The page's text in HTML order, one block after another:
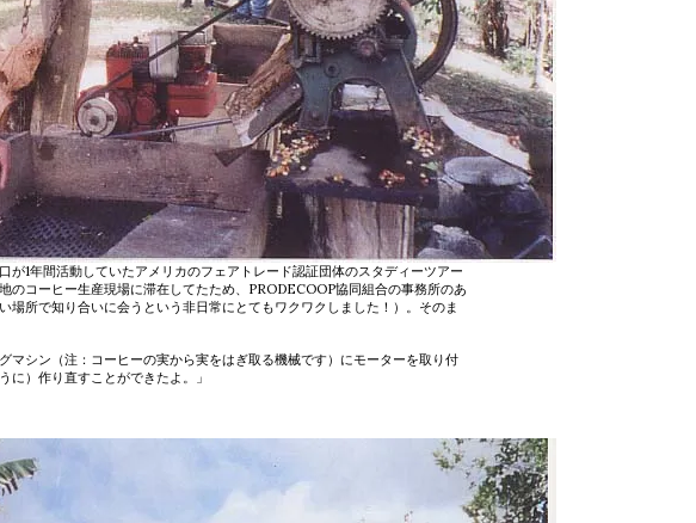
1年間活動していたアメリカのフェアトレード認証団体のスタディーツアー
のコーヒー生産現場に滞在してたため、PRODECOOP協同組合の事務所のあ
所で知り合いに会うという非日常にとてもワクワクしました！）。そのま
マシン（注：コーヒーの実から実をはぎ取る機械です）にモーターを取り付
に）作り直すことができたよ。」